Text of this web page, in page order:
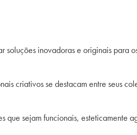
inovadoras e originais para
criativos se destacam entre seus
sejam funcionais, esteticamente